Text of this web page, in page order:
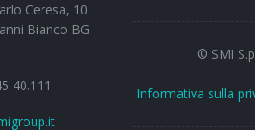
Ceresa, 10
Bianco BG
40.111
© SMI
Informativa sulla